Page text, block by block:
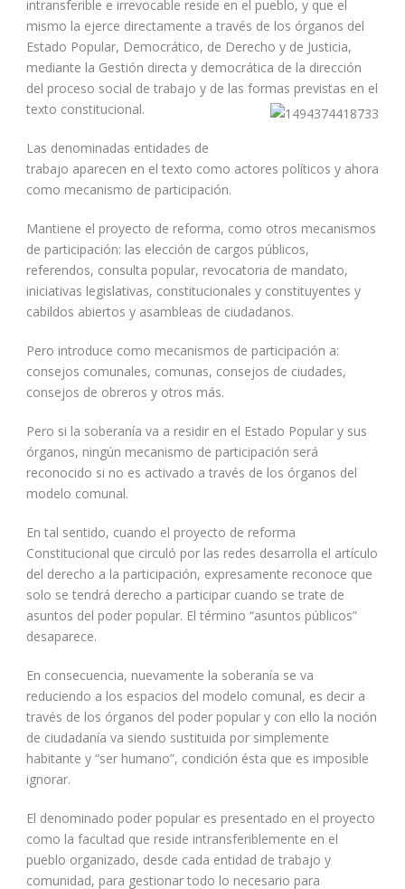
intransferible e irrevocable reside en el pueblo, y que el
mismo la ejerce directamente a través de los órganos del
Estado Popular, Democrático, de Derecho y de Justicia,
mediante la Gestión directa y democrática de la dirección
del proceso social de trabajo y de las formas previstas en el
texto constitucional.
Las denominadas entidades de
trabajo aparecen en el texto como actores políticos y ahora
como mecanismo de participación.
Mantiene el proyecto de reforma, como otros mecanismos
de participación: las elección de cargos públicos,
referendos, consulta popular, revocatoria de mandato,
iniciativas legislativas, constitucionales y constituyentes y
cabildos abiertos y asambleas de ciudadanos.
Pero introduce como mecanismos de participación a:
consejos comunales, comunas, consejos de ciudades,
consejos de obreros y otros más.
Pero si la soberanía va a residir en el Estado Popular y sus
órganos, ningún mecanismo de participación será
reconocido si no es activado a través de los órganos del
modelo comunal.
En tal sentido, cuando el proyecto de reforma
Constitucional que circuló por las redes desarrolla el artículo
del derecho a la participación, expresamente reconoce que
solo se tendrá derecho a participar cuando se trate de
asuntos del poder popular. El término “asuntos públicos”
desaparece.
En consecuencia, nuevamente la soberanía se va
reduciendo a los espacios del modelo comunal, es decir a
través de los órganos del poder popular y con ello la noción
de ciudadanía va siendo sustituida por simplemente
habitante y “ser humano”, condición ésta que es imposible
ignorar.
El denominado poder popular es presentado en el proyecto
como la facultad que reside intransferiblemente en el
pueblo organizado, desde cada entidad de trabajo y
comunidad, para gestionar todo lo necesario para